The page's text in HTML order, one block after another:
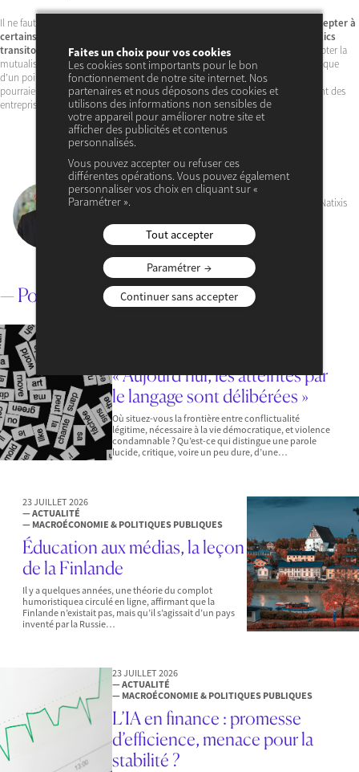
Il ne faut pas se cacher la difficulté politique.
Il est déjà difficile de faire accepter à
certains pays (Allemagne, Pays-Bas…) la mutualisation de déficits publics
transitoires dus à une crise. On est donc encore plus loin de leur faire accepter la
mutualisation de déficits publics structurels nécessaires après la crise. Il reste que
d’un point de vue économique, la rentabilité des investissements publics qui
pourraient être financés en commun (relocalisation, soutien à l’investissement des
entreprises) est grande.
Patrick Artus
Membre du Cercle des économistes, conseiller spécial de Natixis
VOIR SON PROFIL
— Pour aller plus loin
« Aujourd’hui, les atteintes par
le langage sont délibérées »
Où situez-vous la frontière entre conflictualité
légitime, nécessaire à la vie démocratique, et violence
condamnable ? Qu’est-ce qui distingue une parole
lucide, critique, voire un peu dure, d’une…
23 JUILLET 2026
— ACTUALITÉ
— MACROÉCONOMIE & POLITIQUES PUBLIQUES
Éducation aux médias, la leçon
de la Finlande
Il y a quelques années, une théorie du complot
humoristiquea circulé en ligne, affirmant que la
Finlande n’existait pas, mais qu’il s’agissait d’un pays
inventé par la Russie…
23 JUILLET 2026
— ACTUALITÉ
— MACROÉCONOMIE & POLITIQUES PUBLIQUES
L’IA en finance : promesse
d’efficience, menace pour la
stabilité ?
Faites un choix pour vos cookies
Les cookies sont importants pour le bon
fonctionnement de notre site internet. Nos
partenaires et nous déposons des cookies et
utilisons des informations non sensibles de
votre appareil pour améliorer notre site et
afficher des publicités et contenus
personnalisés.
Vous pouvez accepter ou refuser ces
différentes opérations. Vous pouvez également
personnaliser vos choix en cliquant sur «
Paramétrer ».
Tout accepter
Paramétrer
Continuer sans accepter